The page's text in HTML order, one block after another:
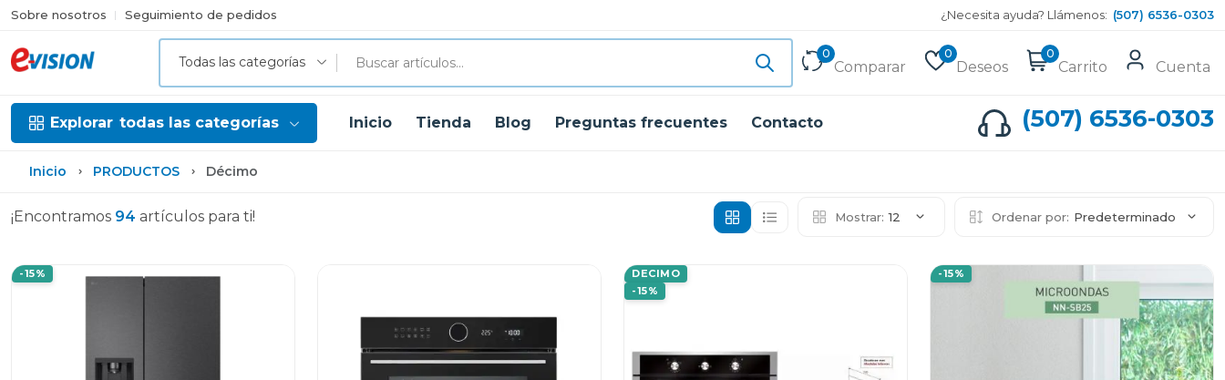
Sobre nosotros Seguimiento de pedidos ¿Necesita ayuda? Llámenos: (507) 6536-0303
Todas las categorías
0
Comparar
0
Deseos
0
Carrito Cuenta
Explorar todas las categorías Inicio Tienda Blog Preguntas frecuentes Contacto (507) 6536-0303
Inicio PRODUCTOS Décimo
¡Encontramos 94 artículos para ti! Mostrar: 12 Ordenar por: Predeterminado
-15%
DECIMO
-15%
-15%